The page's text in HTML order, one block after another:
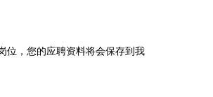
位，您的应聘资料将会保存到我